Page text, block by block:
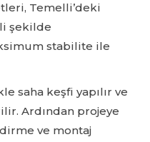
Temelli’deki
şekilde
stabilite ile
saha keşfi yapılır ve
Ardından projeye
ve montaj